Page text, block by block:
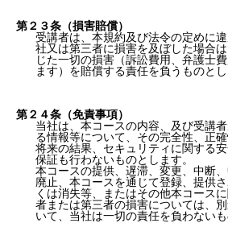
第２３条（損害賠償）
受講者は、本規約及び法令の定めに
社又は第三者に損害を及ぼした場合
じた一切の損害（訴訟費用、弁護士
ます）を賠償する責任を負うものとし
第２４条（免責事項）
当社は、本コースの内容、及び受講
る情報等について、その完全性、正確
将来の結果、セキュリティに関する
保証も行わないものとします。
本コースの提供、遅滞、変更、中断
廃止、本コースを通じて登録、提供
くは消失等、またはその他本コース
者または第三者の損害については、
いて、当社は一切の責任を負わないも